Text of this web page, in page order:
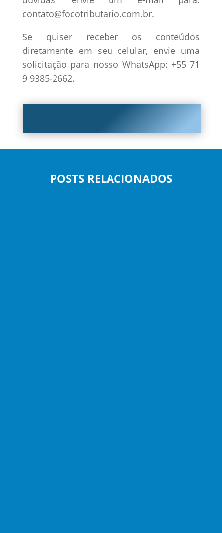
contato@focotributario.com.br.
Se quiser receber os conteúdos
diretamente em seu celular, envie uma
solicitação para nosso WhatsApp: +55 71
9 9385-2662.
POSTS RELACIONADOS